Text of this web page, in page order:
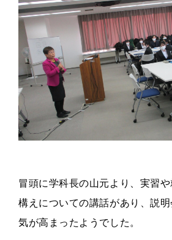
冒頭に学科長の山元より、実習
構えについての講話があり、説
気が高まったようでした。